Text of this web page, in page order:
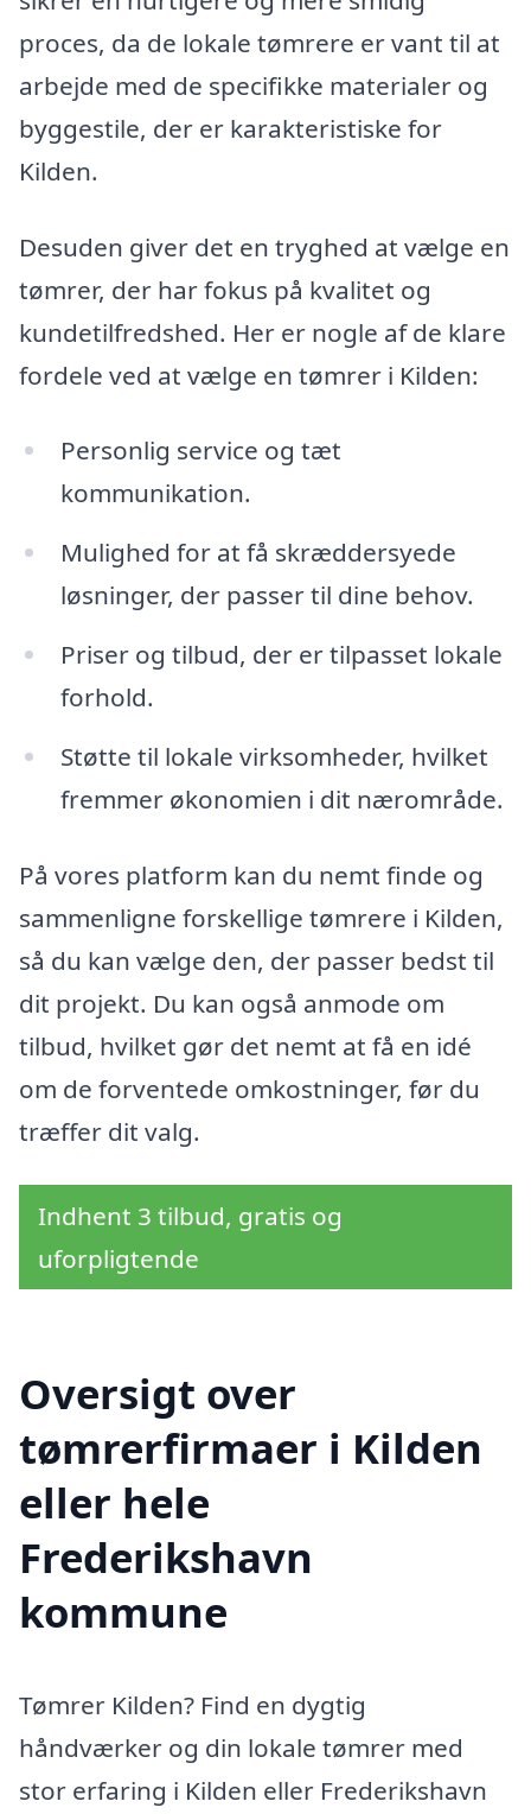
proces, da de lokale tømrere er vant til at
arbejde med de specifikke materialer og
byggestile, der er karakteristiske for
Kilden.
Desuden giver det en tryghed at vælge en
tømrer, der har fokus på kvalitet og
kundetilfredshed. Her er nogle af de klare
fordele ved at vælge en tømrer i Kilden:
Personlig service og tæt
kommunikation.
Mulighed for at få skræddersyede
løsninger, der passer til dine behov.
Priser og tilbud, der er tilpasset lokale
forhold.
Støtte til lokale virksomheder, hvilket
fremmer økonomien i dit nærområde.
På vores platform kan du nemt finde og
sammenligne forskellige tømrere i Kilden,
så du kan vælge den, der passer bedst til
dit projekt. Du kan også anmode om
tilbud, hvilket gør det nemt at få en idé
om de forventede omkostninger, før du
træffer dit valg.
Indhent 3 tilbud, gratis og
uforpligtende
Oversigt over
tømrerfirmaer i Kilden
eller hele
Frederikshavn
kommune
Tømrer Kilden? Find en dygtig
håndværker og din lokale tømrer med
stor erfaring i Kilden eller Frederikshavn